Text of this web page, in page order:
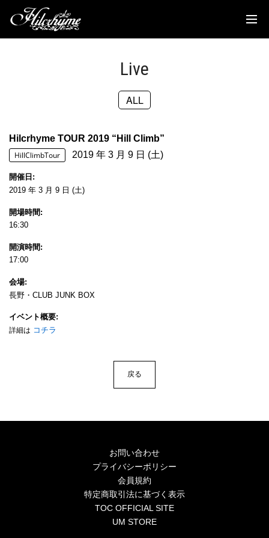
Discography
Biography
Movie
Live
ALL
Hilcrhyme TOUR 2019 “Hill Climb”
HillClimbTour 2019 年 3 月 9 日 (土)
開催日
2019 年 3 月 9 日 (土)
開場時間
16:30
開演時間
17:00
会場
長野・CLUB JUNK BOX
イベント概要
詳細は コチラ
戻る
お問い合わせ
プライバシーポリシー
会員規約
特定商取引法に基づく表示
TOC OFFICIAL SITE
UM STORE